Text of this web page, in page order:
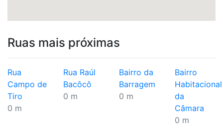
Ruas mais próximas
Rua
Campo de
Tiro
0 m
Rua Raúl
Bacôcô
0 m
Bairro da
Barragem
0 m
Bairro
Habitacional
da
Câmara
0 m